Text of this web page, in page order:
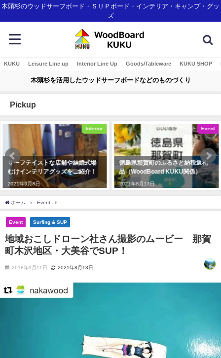
木頭杉のウッドサーフボード・ＳＵＰボード・インテリア・キャンプ・グッ
ズ
KUKU Leisure Line up Interior Line Up Goods/Tableware KUKU SHOP
木頭杉を活用したウッドサーフボードなどのものづくり
Pickup
場
！
Event
徳島県那賀町のふるさと納税返礼
品（WoodBoard KUKU関係）
2021年8月17日
那賀町産材・ウッドボード
Ｕがみなとモデル二酸化炭
認証制度に登録されました！
ホーム Event
Event Surfing & SUP
地域おこしドローン社さん撮影のムービー 那賀
町木沢地区・大美谷でSUP！
2018年9月11日 2021年8月13日